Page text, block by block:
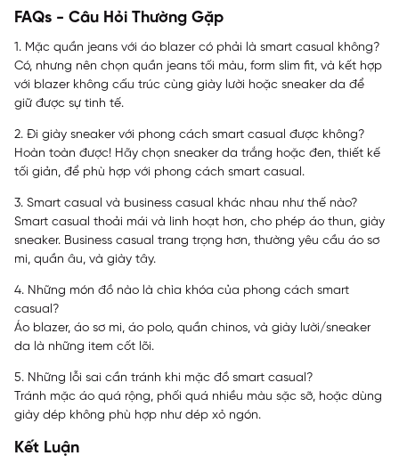
FAQs - Câu Hỏi Thường Gặp
1. Mặc quần jeans với áo blazer có phải là smart casual không?
Có, nhưng nên chọn quần jeans tối màu, form slim fit, và kết hợp
với blazer không cấu trúc cùng giày lười hoặc sneaker da để
giữ được sự tinh tế.
2. Đi giày sneaker với phong cách smart casual được không?
Hoàn toàn được! Hãy chọn sneaker da trắng hoặc đen, thiết kế
tối giản, để phù hợp với phong cách smart casual.
3. Smart casual và business casual khác nhau như thế nào?
Smart casual thoải mái và linh hoạt hơn, cho phép áo thun, giày
sneaker. Business casual trang trọng hơn, thường yêu cầu áo sơ
mi, quần âu, và giày tây.
4. Những món đồ nào là chìa khóa của phong cách smart
casual?
Áo blazer, áo sơ mi, áo polo, quần chinos, và giày lười/sneaker
da là những item cốt lõi.
5. Những lỗi sai cần tránh khi mặc đồ smart casual?
Tránh mặc áo quá rộng, phối quá nhiều màu sặc sỡ, hoặc dùng
giày dép không phù hợp như dép xỏ ngón.
Kết Luận